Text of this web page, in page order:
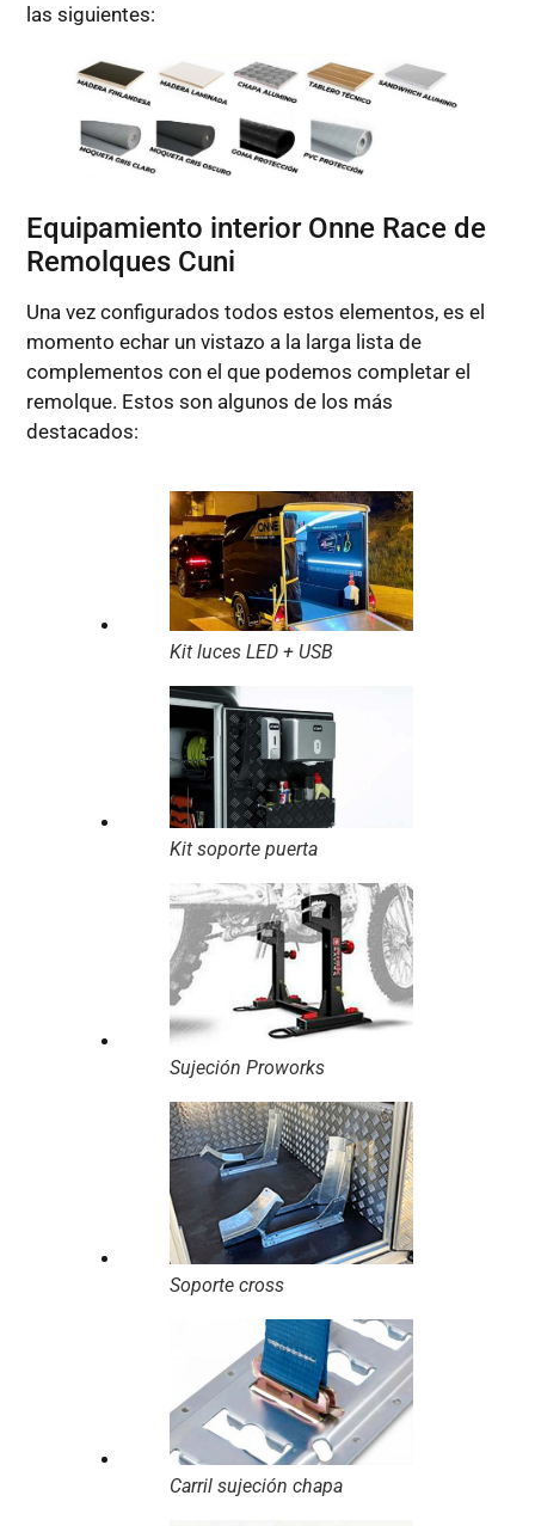
las siguientes:
Equipamiento interior Onne Race de
Remolques Cuni
Una vez configurados todos estos elementos, es el
momento echar un vistazo a la larga lista de
complementos con el que podemos completar el
remolque. Estos son algunos de los más
destacados:
Kit luces LED + USB
Kit soporte puerta
Sujeción Proworks
Soporte cross
Carril sujeción chapa